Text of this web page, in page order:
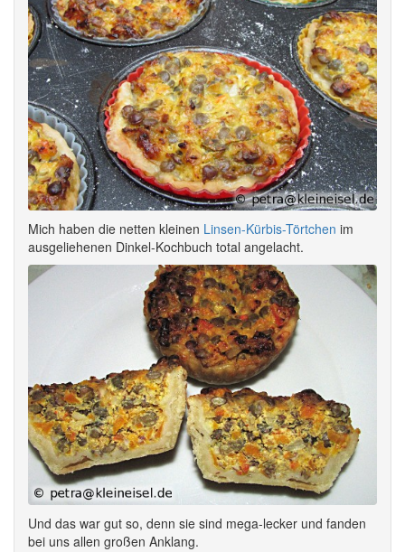
Mich haben die netten kleinen Linsen-Kürbis-Törtchen im
ausgeliehenen Dinkel-Kochbuch total angelacht.
Und das war gut so, denn sie sind mega-lecker und fanden
bei uns allen großen Anklang.